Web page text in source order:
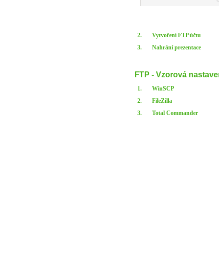
2.
Vytvoření FTP účtu
3.
Nahrání prezentace
FTP - Vzorová
1.
WinSCP
2.
FileZilla
3.
Total Commander